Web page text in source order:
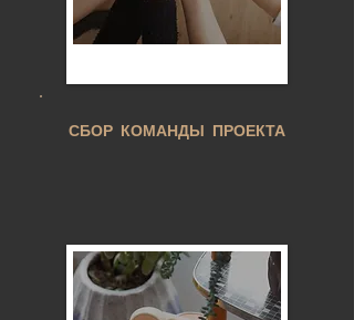
СБОР КОМАНДЫ ПРОЕКТА